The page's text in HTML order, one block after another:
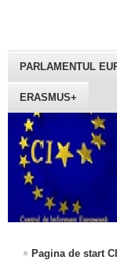
PARLAMENTUL
ERASMUS+
Pagina de start